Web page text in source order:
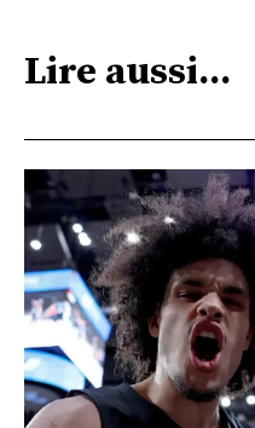
Lire aussi...